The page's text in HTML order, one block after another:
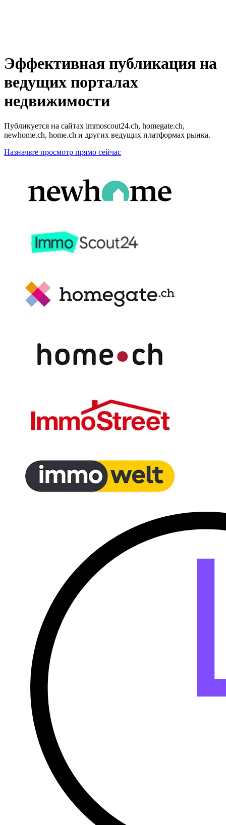
Эффективная публикация на
ведущих порталах
недвижимости
Публикуется на сайтах immoscout24.ch, homegate.ch,
newhome.ch, home.ch и других ведущих платформах рынка.
Назначьте просмотр прямо сейчас